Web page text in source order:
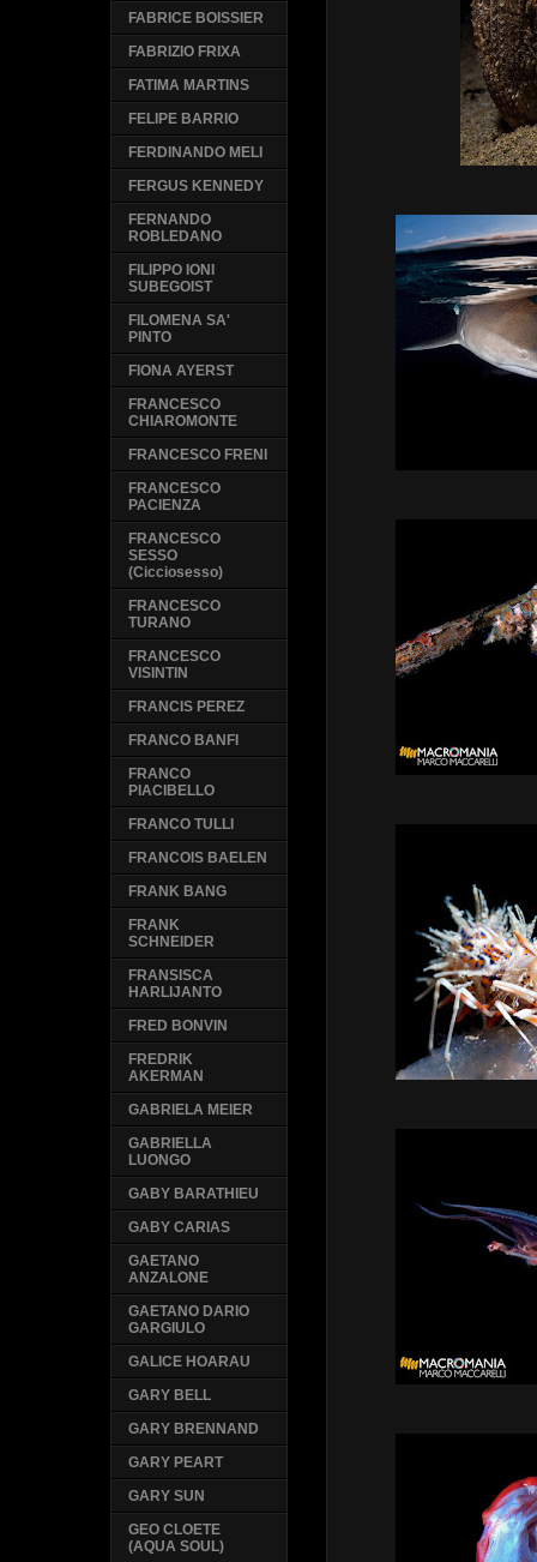
FABRICE BOISSIER
FABRIZIO FRIXA
FATIMA MARTINS
FELIPE BARRIO
FERDINANDO MELI
FERGUS KENNEDY
FERNANDO
ROBLEDANO
FILIPPO IONI
SUBEGOIST
FILOMENA SA'
PINTO
FIONA AYERST
FRANCESCO
CHIAROMONTE
FRANCESCO FRENI
FRANCESCO
PACIENZA
FRANCESCO
SESSO
(Cicciosesso)
FRANCESCO
TURANO
FRANCESCO
VISINTIN
FRANCIS PEREZ
FRANCO BANFI
FRANCO
PIACIBELLO
FRANCO TULLI
FRANCOIS BAELEN
FRANK BANG
FRANK
SCHNEIDER
FRANSISCA
HARLIJANTO
FRED BONVIN
FREDRIK
AKERMAN
GABRIELA MEIER
GABRIELLA
LUONGO
GABY BARATHIEU
GABY CARIAS
GAETANO
ANZALONE
GAETANO DARIO
GARGIULO
GALICE HOARAU
GARY BELL
GARY BRENNAND
GARY PEART
GARY SUN
GEO CLOETE
(AQUA SOUL)